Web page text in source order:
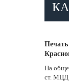
На
ст. МЦД